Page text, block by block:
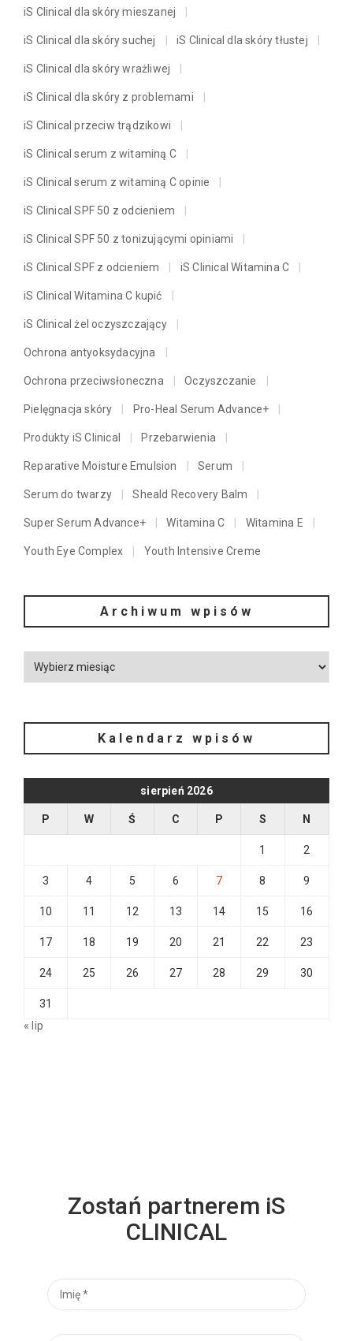
iS Clinical dla skóry mieszanej
iS Clinical dla skóry suchej iS Clinical dla skóry tłustej
iS Clinical dla skóry wrażliwej
iS Clinical dla skóry z problemami
iS Clinical przeciw trądzikowi
iS Clinical serum z witaminą C
iS Clinical serum z witaminą C opinie
iS Clinical SPF 50 z odcieniem
iS Clinical SPF 50 z tonizującymi opiniami
iS Clinical SPF z odcieniem iS Clinical Witamina C
iS Clinical Witamina C kupić
iS Clinical żel oczyszczający
Ochrona antyoksydacyjna
Ochrona przeciwsłoneczna Oczyszczanie
Pielęgnacja skóry Pro-Heal Serum Advance+
Produkty iS Clinical Przebarwienia
Reparative Moisture Emulsion Serum
Serum do twarzy Sheald Recovery Balm
Super Serum Advance+ Witamina C Witamina E
Youth Eye Complex Youth Intensive Creme
Archiwum wpisów
Kalendarz wpisów
sierpień 2026
P W Ś C P S N
1 2
3 4 5 6 7 8 9
10 11 12 13 14 15 16
17 18 19 20 21 22 23
24 25 26 27 28 29 30
31
« lip
Zostań partnerem iS
CLINICAL